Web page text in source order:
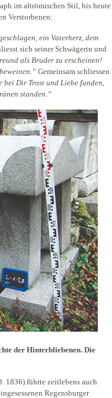
im altrömischen Stil, bis heute
Verstorbenen:
ein Vaterherz, dem
sich seiner Schwägerin und
als Bruder zu erscheinen!
Gemeinsam schliessen
bei Dir Trost und Liebe fanden,
standen.“
der ­Hinterbliebenen. Die
1836) führte zeitlebens auch
Regensburger